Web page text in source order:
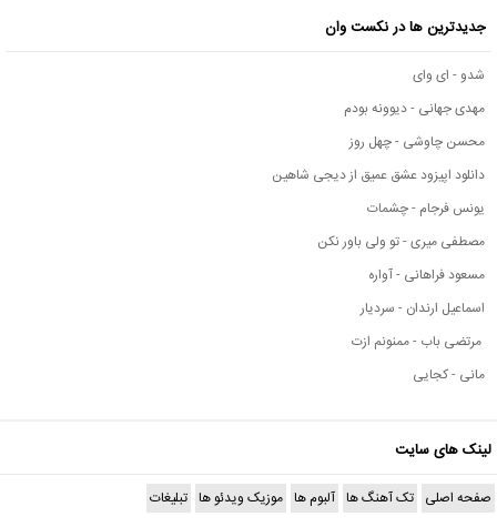
جدیدترین ها در نکست وان
شدو - ای وای
مهدی جهانی - دیوونه بودم
محسن چاوشی - چهل روز
دانلود اپیزود عشق عمیق از دیجی شاهین
یونس فرجام - چشمات
مصطفی میری - تو ولی باور نکن
مسعود فراهانی - آواره
اسماعیل ارندان - سردیار
مرتضی باب - ممنونم ازت
مانی - کجایی
لینک های سایت
صفحه اصلی تک آهنگ ها آلبوم ها موزیک ویدئو ها تبلیغات